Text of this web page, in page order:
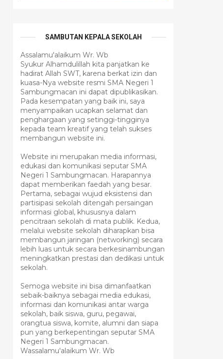
SAMBUTAN KEPALA SEKOLAH
Assalamu'alaikum Wr. Wb
Syukur Alhamdulillah kita panjatkan ke
hadirat Allah SWT, karena berkat izin dan
kuasa-Nya website resmi SMA Negeri 1
Sambungmacan ini dapat dipublikasikan.
Pada kesempatan yang baik ini, saya
menyampaikan ucapkan selamat dan
penghargaan yang setinggi-tingginya
kepada team kreatif yang telah sukses
membangun website ini.
Website ini merupakan media informasi,
edukasi dan komunikasi seputar SMA
Negeri 1 Sambungmacan. Harapannya
dapat memberikan faedah yang besar.
Pertama, sebagai wujud eksistensi dan
partisipasi sekolah ditengah persaingan
informasi global, khususnya dalam
pencitraan sekolah di mata publik. Kedua,
melalui website sekolah diharapkan bisa
membangun jaringan (networking) secara
lebih luas untuk secara berkesinambungan
meningkatkan prestasi dan dedikasi untuk
sekolah.
Semoga website ini bisa dimanfaatkan
sebaik-baiknya sebagai media edukasi,
informasi dan komunikasi antar warga
sekolah, baik siswa, guru, pegawai,
orangtua siswa, komite, alumni dan siapa
pun yang berkepentingan seputar SMA
Negeri 1 Sambungmacan.
Wassalamu'alaikum Wr. Wb